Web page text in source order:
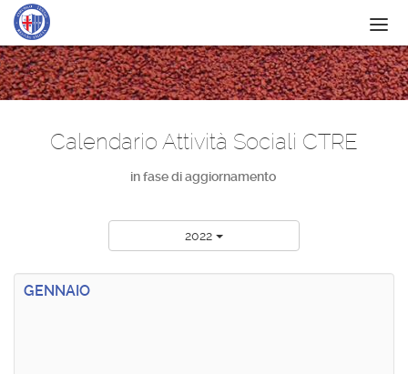
IL CIRCOLO
SERVIZI
SCUOLA
SPONSOR
Calendario Attività Sociali CTRE
in fase di aggiornamento
2022
GENNAIO